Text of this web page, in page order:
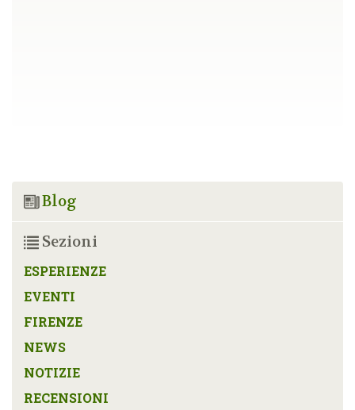
Blog
Sezioni
ESPERIENZE
EVENTI
FIRENZE
NEWS
NOTIZIE
RECENSIONI